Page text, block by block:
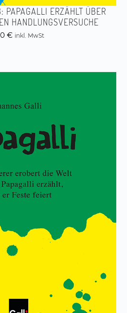
PAPAGALLI ERZÄHLT ÜBER
HANDLUNGSVERSUCHE
€ inkl. MwSt